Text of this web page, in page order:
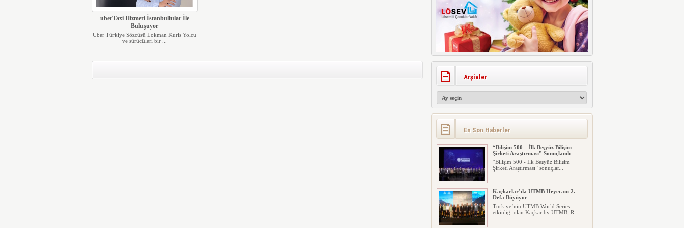
uberTaxi Hizmeti İstanbullular İle
Buluşuyor
Uber Türkiye Sözcüsü Lokman Kuris Yolcu
ve sürücüleri bir ...
Arşivler
En Son Haberler
“Bilişim 500 – İlk Beşyüz Bilişim
Şirketi Araştırması” Sonuçlandı
“Bilişim 500 - İlk Beşyüz Bilişim
Şirketi Araştırması” sonuçlar...
Kaçkarlar’da UTMB Heyecanı 2.
Defa Büyüyor
Türkiye’nin UTMB World Series
etkinliği olan Kaçkar by UTMB, Ri...